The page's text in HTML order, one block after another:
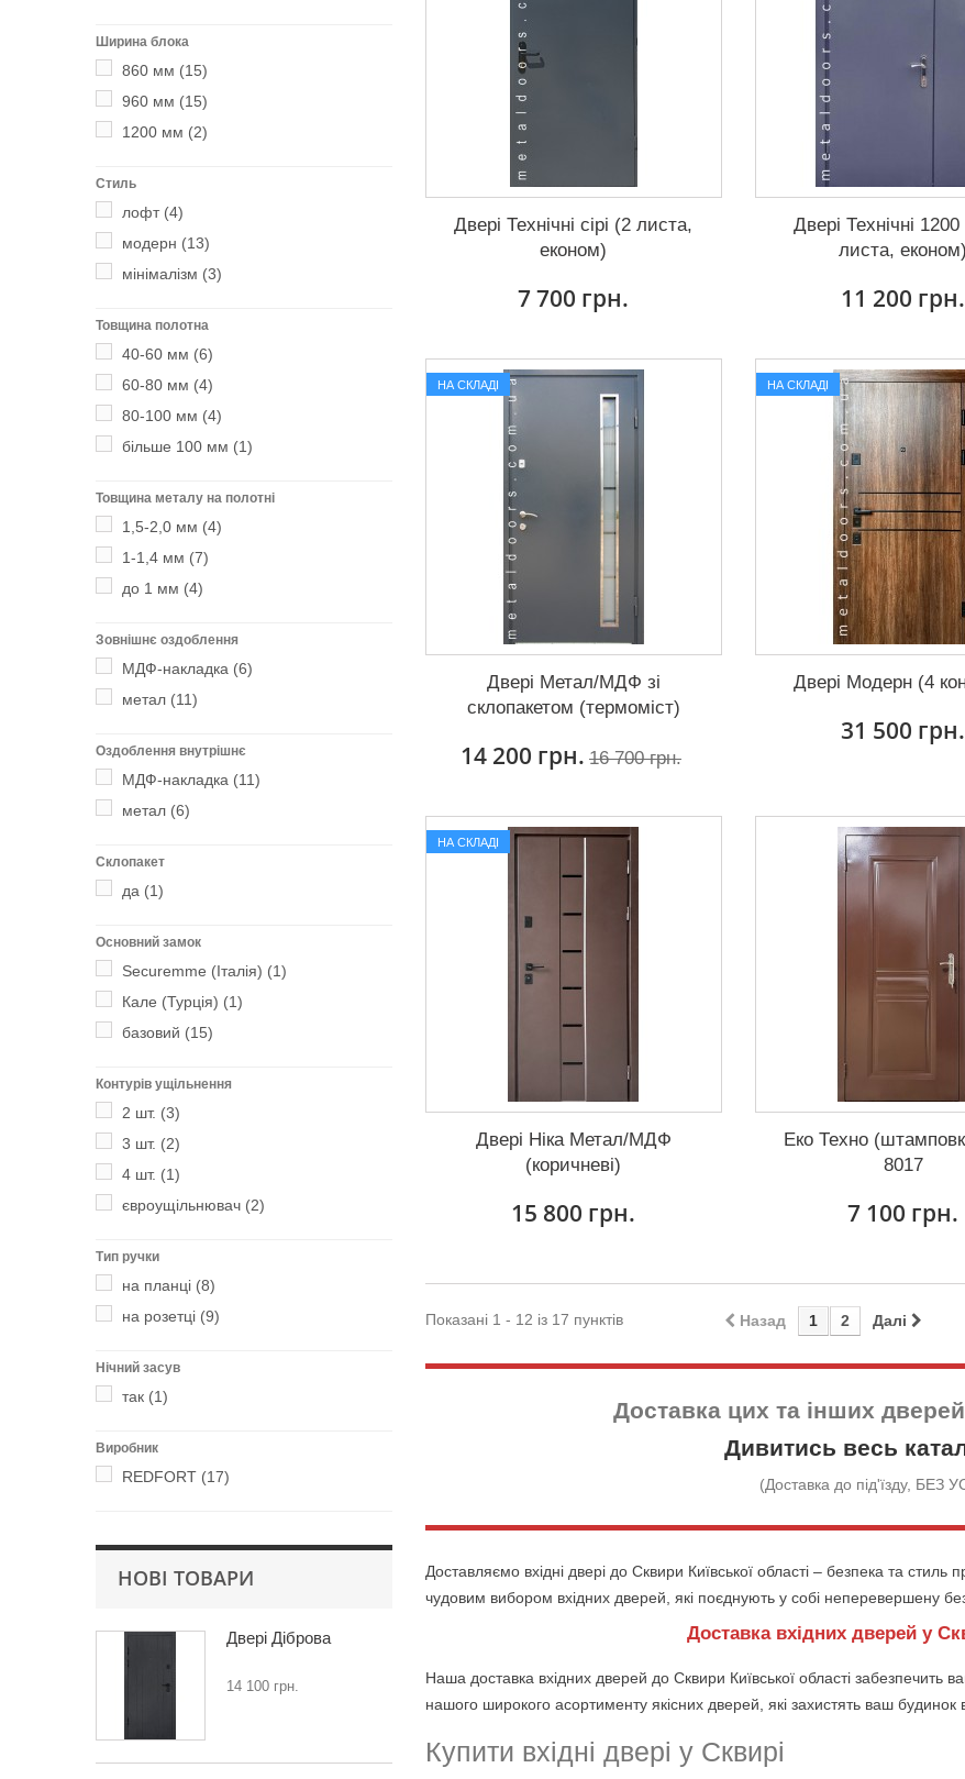
Ширина блока
860 мм (15)
960 мм (15)
1200 мм (2)
Стиль
лофт(4)
модерн (13)
мінімалізм (3)
Товщина полотна
40-60 мм (6)
60-80 мм (4)
80-100 мм (4)
більше 100 мм (1)
Товщина металу на полотні
1,5-2,0 мм (4)
1-1,4 мм (7)
до 1 мм (4)
Зовнішнє оздоблення
МДФ-накладка (6)
метал (11)
Оздоблення внутрішнє
МДФ-накладка (11)
метал (6)
Склопакет
да (1)
Основний замок
Securemme (Італія) (1)
Кале (Турція) (1)
базовий (15)
Контурів ущільнення
2 шт. (3)
3 шт. (2)
4 шт. (1)
євроущільнювач (2)
Тип ручки
на планці (8)
на розетці (9)
Нічний засув
так (1)
Виробник
REDFORT (17)
НОВІ ТОВАРИ
Двері Діброва
14 100 грн.
Двері Технічні сірі (2 листа,
економ)
7 700 грн.
Двері Технічні
листа, економ)
11 200 грн.
НА СКЛАДІ
Двері Метал/МДФ зі
склопакетом (термоміст)
14 200 грн. 16 700 грн.
НА СКЛАДІ
Двері Модерн (4
31 500 грн.
НА СКЛАДІ
Двері Ніка Метал/МДФ
(коричневі)
15 800 грн.
Еко Техно
8017
7 100 грн.
Назад 1 2 Далі
Показані 1 - 12 із 17 пунктів
Доставка цих та інших
Дивитись весь
(Доставка до під'їзду, БЕЗ
Доставляємо вхідні двері до Сквири Київської області – безпека та
чудовим вибором вхідних дверей, які поєднують у собі неперевершену
Доставка вхідних дверей у
Наша доставка вхідних дверей до Сквири Київської області забезпечить
нашого широкого асортименту якісних дверей, які захистять ваш будинок
Купити вхідні двері у Сквирі